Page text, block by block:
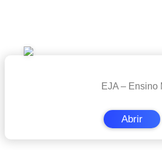
EJA – Ensino
Abrir